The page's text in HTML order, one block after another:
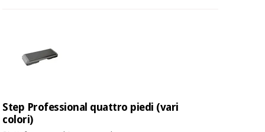
Step Professional quattro piedi (vari
colori)